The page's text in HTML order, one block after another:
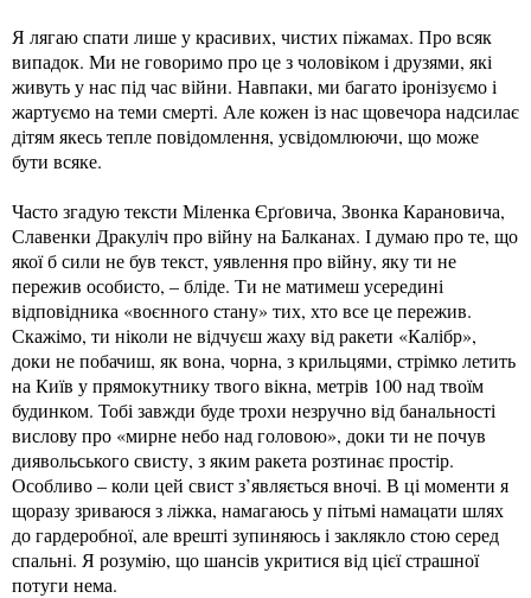
Я лягаю спати лише у красивих, чистих піжамах. Про всяк
випадок. Ми не говоримо про це з чоловіком і друзями, які
живуть у нас під час війни. Навпаки, ми багато іронізуємо і
жартуємо на теми смерті. Але кожен із нас щовечора надсилає
дітям якесь тепле повідомлення, усвідомлюючи, що може
бути всяке.
Часто згадую тексти Міленка Єрґовича, Звонка Карановича,
Славенки Дракуліч про війну на Балканах. І думаю про те, що
якої б сили не був текст, уявлення про війну, яку ти не
пережив особисто, – бліде. Ти не матимеш усередині
відповідника «воєнного стану» тих, хто все це пережив.
Скажімо, ти ніколи не відчуєш жаху від ракети «Калібр»,
доки не побачиш, як вона, чорна, з крильцями, стрімко летить
на Київ у прямокутнику твого вікна, метрів 100 над твоїм
будинком. Тобі завжди буде трохи незручно від банальності
вислову про «мирне небо над головою», доки ти не почув
диявольського свисту, з яким ракета розтинає простір.
Особливо – коли цей свист з’являється вночі. В ці моменти я
щоразу зриваюся з ліжка, намагаюсь у пітьмі намацати шлях
до гардеробної, але врешті зупиняюсь і заклякло стою серед
спальні. Я розумію, що шансів укритися від цієї страшної
потуги нема.